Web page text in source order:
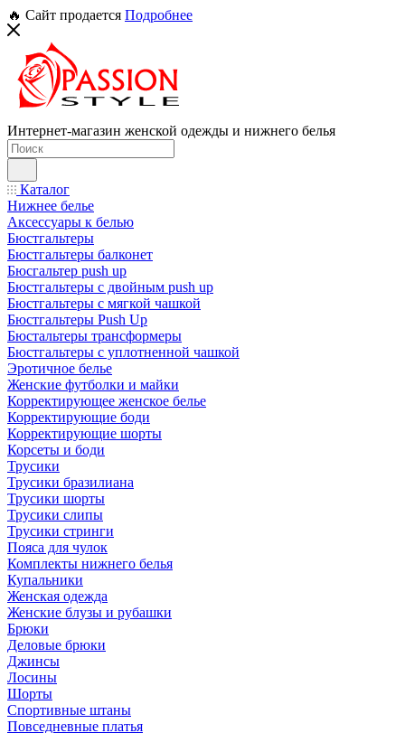
🔥 Сайт продается Подробнее
Интернет-магазин женской одежды и нижнего белья
Каталог
Нижнее белье
Аксессуары к белью
Бюстгальтеры
Бюстгальтеры балконет
Бюсгальтер push up
Бюстгальтеры с двойным push up
Бюстгальтеры с мягкой чашкой
Бюстгальтеры Push Up
Бюстальтеры трансформеры
Бюстгальтеры с уплотненной чашкой
Эротичное белье
Женские футболки и майки
Корректирующее женское белье
Корректирующие боди
Корректирующие шорты
Корсеты и боди
Трусики
Трусики бразилиана
Трусики шорты
Трусики слипы
Трусики стринги
Пояса для чулок
Комплекты нижнего белья
Купальники
Женская одежда
Женские блузы и рубашки
Брюки
Деловые брюки
Джинсы
Лосины
Шорты
Спортивные штаны
Повседневные платья